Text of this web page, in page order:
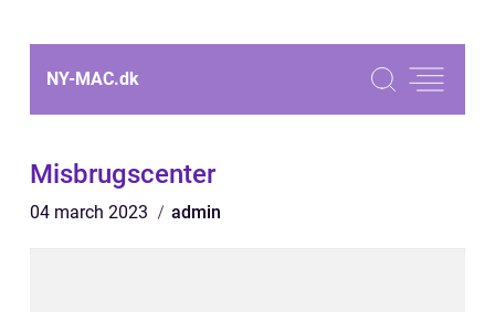
NY-MAC.dk
Misbrugscenter
04 march 2023 admin